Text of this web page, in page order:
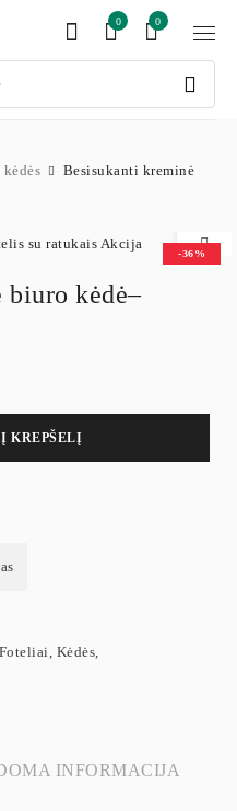
0
0
Besisukanti kreminė
-36%
biuro kėdė–
Į KREPŠELĮ
Foteliai, Kėdės,
INFORMACIJA